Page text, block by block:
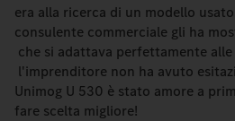
era alla ricerca di un modello
consulente commerciale gli ha
che si adattava perfettamente alle
l'imprenditore non ha avuto
Unimog U 530 è stato amore a
fare scelta migliore!